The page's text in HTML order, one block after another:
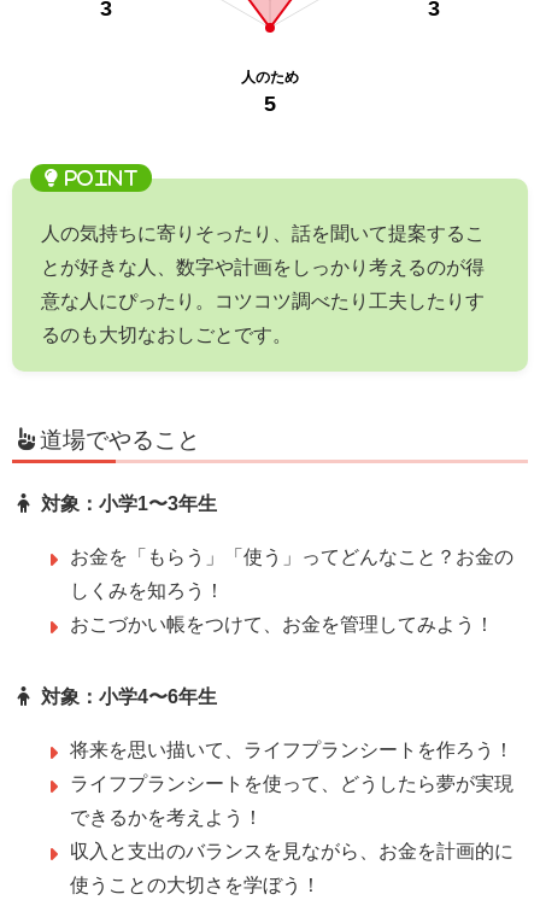
人の気持ちに寄りそったり、話を聞いて提案するこ
とが好きな人、数字や計画をしっかり考えるのが得
意な人にぴったり。コツコツ調べたり工夫したりす
るのも大切なおしごとです。
道場でやること
対象：小学1〜3年生
お金を「もらう」「使う」ってどんなこと？お金の
しくみを知ろう！
おこづかい帳をつけて、お金を管理してみよう！
対象：小学4〜6年生
将来を思い描いて、ライフプランシートを作ろう！
ライフプランシートを使って、どうしたら夢が実現
できるかを考えよう！
収入と支出のバランスを見ながら、お金を計画的に
使うことの大切さを学ぼう！